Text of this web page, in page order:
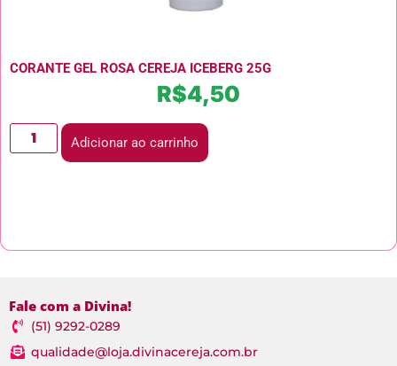
CORANTE GEL ROSA CEREJA ICEBERG 25G
R$4,50
Adicionar ao carrinho
Fale com a Divina!
(51) 9292-0289
qualidade@loja.divinacereja.com.br